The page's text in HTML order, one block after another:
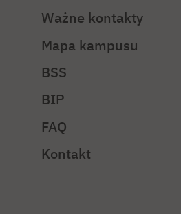
Ważne kontakty
Mapa kampusu
BSS
BIP
FAQ
Kontakt